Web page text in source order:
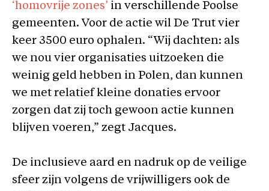
‘homovrije zones’ in verschillende Poolse
gemeenten. Voor de actie wil De Trut vier
keer 3500 euro ophalen. “Wij dachten: als
we nou vier organisaties uitzoeken die
weinig geld hebben in Polen, dan kunnen
we met relatief kleine donaties ervoor
zorgen dat zij toch gewoon actie kunnen
blijven voeren,” zegt Jacques.
De inclusieve aard en nadruk op de veilige
sfeer zijn volgens de vrijwilligers ook de